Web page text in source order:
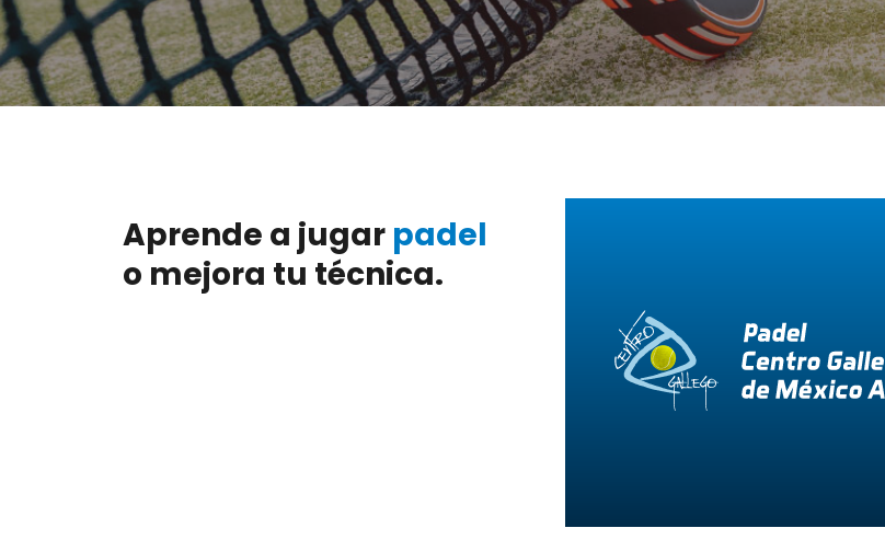
Aprende a jugar padel
o mejora tu técnica.